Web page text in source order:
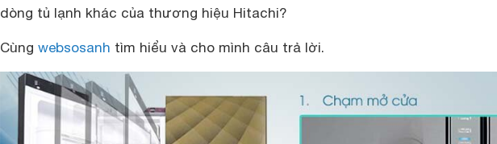
dòng tủ lạnh khác của thương hiệu Hitachi?
Cùng websosanh tìm hiểu và cho mình câu trả lời.